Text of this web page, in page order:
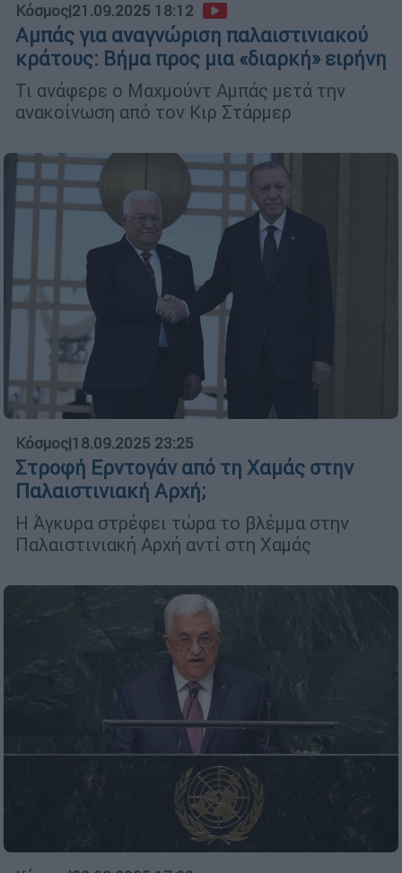
Κόσμος|21.09.2025 18:12
Αμπάς για αναγνώριση παλαιστινιακού
κράτους: Βήμα προς μια «διαρκή» ειρήνη
Τι ανάφερε ο Μαχμούντ Αμπάς μετά την
ανακοίνωση από τον Κιρ Στάρμερ
Κόσμος|18.09.2025 23:25
Στροφή Ερντογάν από τη Χαμάς στην
Παλαιστινιακή Αρχή;
Η Άγκυρα στρέφει τώρα το βλέμμα στην
Παλαιστινιακή Αρχή αντί στη Χαμάς